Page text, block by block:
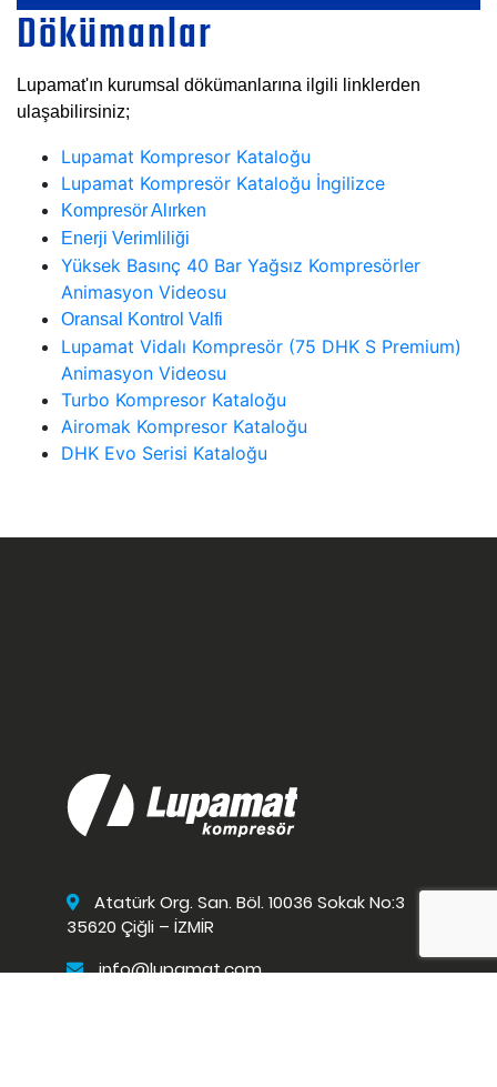
Dökümanlar
Lupamat'ın kurumsal dökümanlarına ilgili linklerden
ulaşabilirsiniz;
Lupamat Kompresor Kataloğu
Lupamat Kompresör Kataloğu İngilizce
Kompresör Alırken
Enerji Verimliliği
Yüksek Basınç 40 Bar Yağsız Kompresörler
Animasyon Videosu
Oransal Kontrol Valfi
Lupamat Vidalı Kompresör (75 DHK S Premium)
Animasyon Videosu
Turbo Kompresor Kataloğu
Airomak Kompresor Kataloğu
DHK Evo Serisi Kataloğu
Atatürk Org. San. Böl. 10036 Sokak No:3
35620 Çiğli – İZMİR
info@lupamat.com